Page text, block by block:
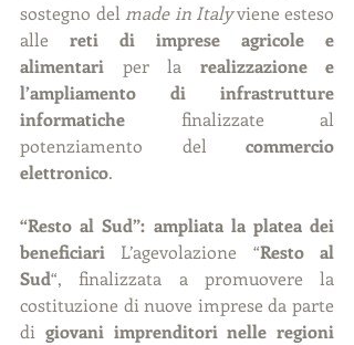
sostegno del made in Italy viene esteso
alle reti di imprese agricole e
alimentari per la realizzazione e
l’ampliamento di infrastrutture
informatiche finalizzate al
potenziamento del commercio
elettronico.
“Resto al Sud”: ampliata la platea dei
beneficiari L’agevolazione “Resto al
Sud“, finalizzata a promuovere la
costituzione di nuove imprese da parte
di giovani imprenditori nelle regioni